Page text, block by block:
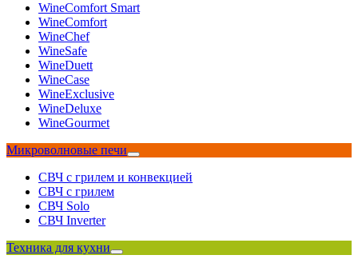
WineComfort Smart
WineComfort
WineChef
WineSafe
WineDuett
WineCase
WineExclusive
WineDeluxe
WineGourmet
Микроволновые печи
СВЧ с грилем и конвекцией
СВЧ с грилем
СВЧ Solo
СВЧ Inverter
Техника для кухни